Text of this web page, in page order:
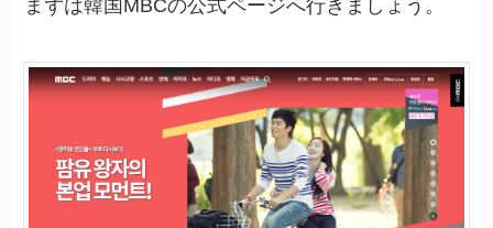
まずは韓国MBCの公式ページへ行きましょう。